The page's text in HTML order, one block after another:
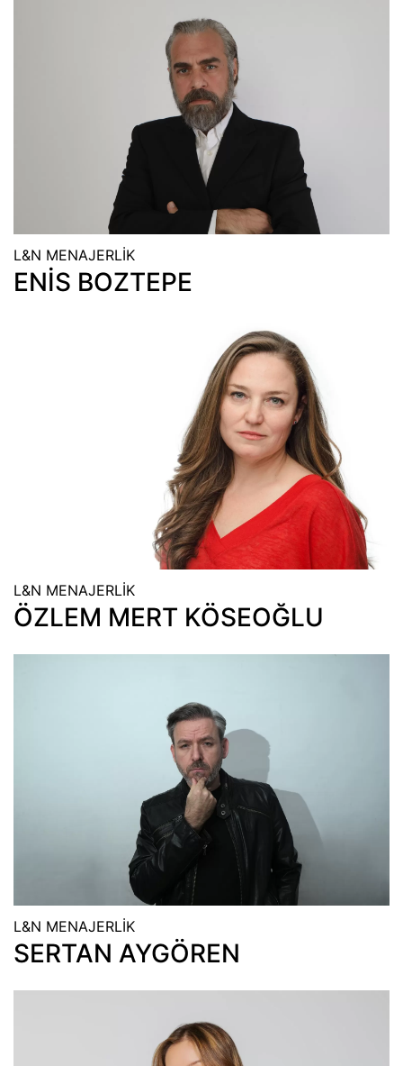
L&N MENAJERLİK
ENİS BOZTEPE
L&N MENAJERLİK
ÖZLEM MERT KÖSEOĞLU
L&N MENAJERLİK
SERTAN AYGÖREN